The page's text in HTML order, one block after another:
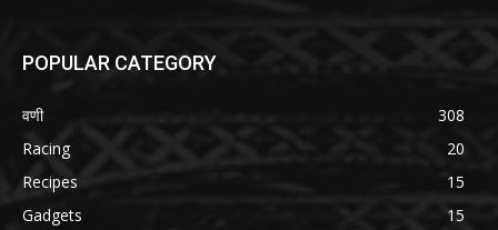
POPULAR CATEGORY
वणी
308
Racing
20
Recipes
15
Gadgets
15